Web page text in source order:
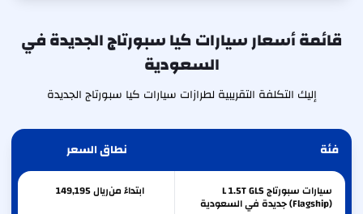
قائمة أسعار سيارات كيا سبورتاج الجديدة في
السعودية
إليك التكلفة التقريبية لطرازات سيارات كيا سبورتاج الجديدة
فئة نطاق السعر
سيارات سبورتاج L 1.5T GLS
(Flagship) جديدة في السعودية
ابتداءً من 149,195ريال